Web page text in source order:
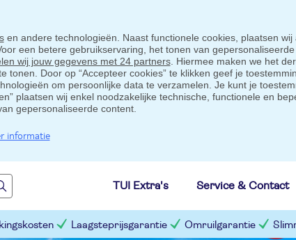
en andere technologieën. Naast functionele cookies, plaatsen
een betere gebruikservaring, het tonen van
wij jouw gegevens met 24 partners. Hiermee maken we het
tonen. Door op “Accepteer cookies” te klikken geef je
om persoonlijke data te verzamelen. Je kunt je
plaatsen wij enkel noodzakelijke technische, functionele en
gepersonaliseerde content.
informatie
TUI Extra's Service & Contact
Laagsteprijsgarantie Omruilgarantie